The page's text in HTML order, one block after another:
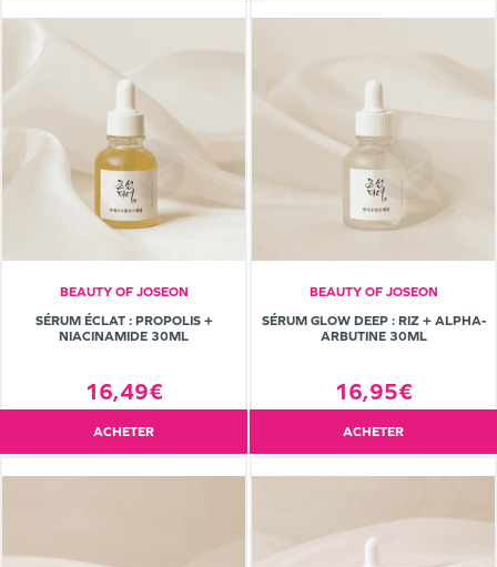
BEAUTY OF JOSEON
SÉRUM ÉCLAT : PROPOLIS +
NIACINAMIDE 30ML
16,49€
ACHETER
BEAUTY OF JOSEON
SÉRUM GLOW DEEP : RIZ + ALPHA-
ARBUTINE 30ML
16,95€
ACHETER